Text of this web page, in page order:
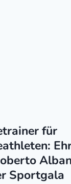
für
Sportgala